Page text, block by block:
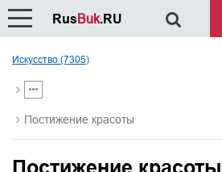
Искусство (7305)
Постижение красоты
Постижение красоты
RusBuk.RU